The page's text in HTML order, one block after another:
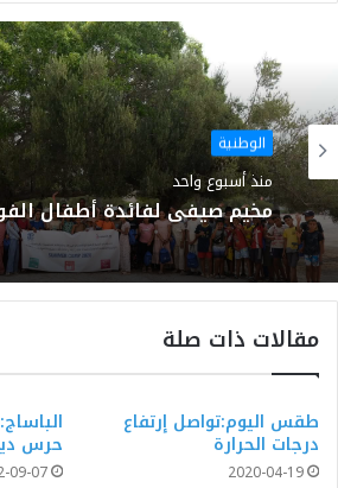
الويب
الوطنية
منذ أسبوع واحد
مخيم صيفي لفائدة أطفال
مقالات ذات صلة
طقس اليوم:تواصل إرتفاع
درجات الحرارة
2020-04-19
حرس
09-07